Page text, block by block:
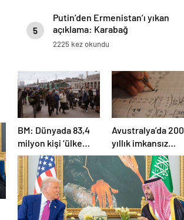
5
Putin’den Ermenistan’ı yıkan
açıklama: Karabağ
Azerbaycan’ın ayrılmaz bir
2225 kez okundu
BM: Dünyada 83,4
milyon kişi ‘ülke
içinde yerinden
edilmiş’ olarak
yaşıyor
Avustralya’da 200
yıllık imkansız
matematik
problemi çözüldü